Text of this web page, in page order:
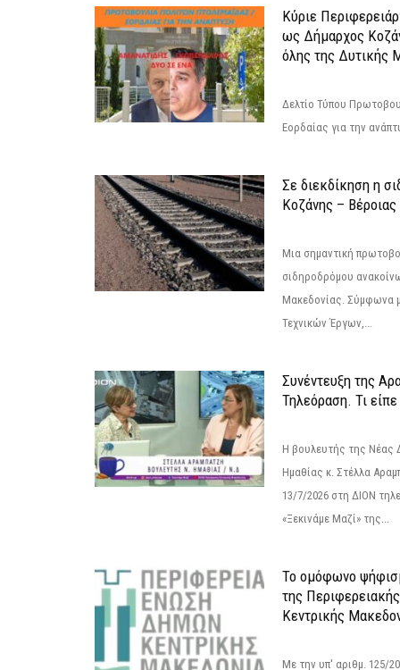
Κύριε
ως Δήμαρχος
όλης της Δυτικής
Δελτίο Τύπου
Εορδαίας για την
Σε διεκδίκηση η
Κoζάνης –
Μια σημαντική
σιδηροδρόμου
Μακεδονίας. Σύμφωνα
Τεχνικών Έργων,...
Συνέντευξη της
Τηλεόραση. Τι
Η βουλευτής της Νέας
Ημαθίας κ. Στέλλα
13/7/2026 στη ΔΙΟΝ
«Ξεκινάμε Μαζί» της...
Το ομόφωνο
της
Κεντρικής
Με την υπ' αριθμ. 125/